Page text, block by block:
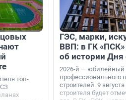
топ-
ГЭС, марки,
ВВП: в ГК «ПСК»
об истории Дня
2026-й — юбилейный
профессионального
строителей. 9 августа
строителя будет